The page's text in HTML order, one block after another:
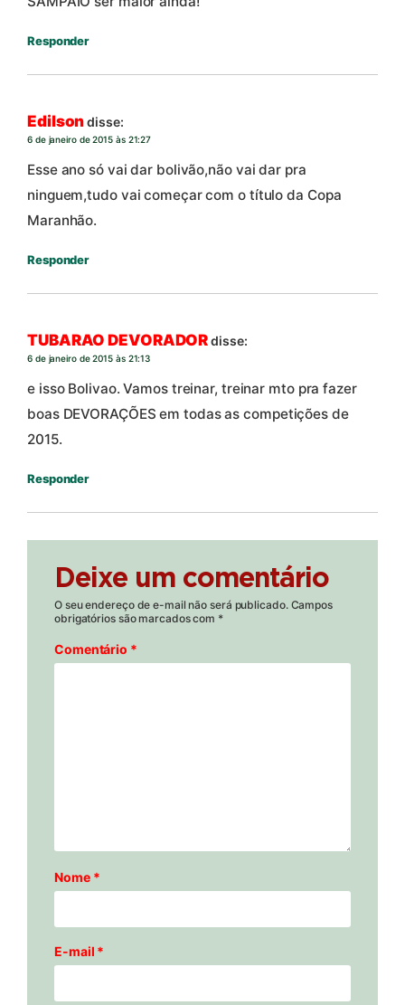
Responder
Edilsondisse:
6 de janeiro de 2015 às 21:27
Esse ano só vai dar bolivão,não vai dar pra
ninguem,tudo vai começar com o título da Copa
Maranhão.
Responder
TUBARAO DEVORADORdisse:
6 de janeiro de 2015 às 21:13
e isso Bolivao. Vamos treinar, treinar mto pra fazer
boas DEVORAÇÕES em todas as competições de
2015.
Responder
Deixe um comentário
O seu endereço de e-mail não será publicado. Campos
obrigatórios são marcados com *
Comentário *
Nome *
E-mail *